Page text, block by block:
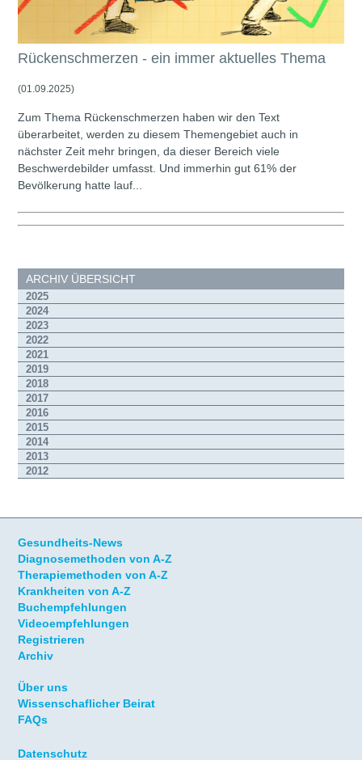
Rückenschmerzen - ein immer aktuelles Thema
(01.09.2025)
Zum Thema Rückenschmerzen haben wir den Text
überarbeitet, werden zu diesem Themengebiet auch in
nächster Zeit mehr bringen, da dieser Bereich viele
Beschwerdebilder umfasst. Und immerhin gut 61% der
Bevölkerung hatte lauf...
ARCHIV ÜBERSICHT
2025
2024
2023
2022
2021
2019
2018
2017
2016
2015
2014
2013
2012
Gesundheits-News
Diagnosemethoden von A-Z
Therapiemethoden von A-Z
Krankheiten von A-Z
Buchempfehlungen
Videoempfehlungen
Registrieren
Archiv
Über uns
Wissenschaflicher Beirat
FAQs
Datenschutz